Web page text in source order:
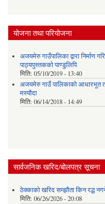
योजना तथा परियोजना
अजयमेरु गाउँपालिका द्वारा निर्माण
पाठ्यपुस्तकको पाण्डुलिपि
मिति: 05/10/2019 - 13:40
अजयमेरु गाउँ पालिकाको आधारभूत
मस्यौदा
मिति: 06/14/2018 - 14:49
सार्वजनिक खरिद/बोलपत्र सूचना
ठेक्काको खरिद सम्झौता किन रद्ध
मिति: 06/26/2026 - 20:08